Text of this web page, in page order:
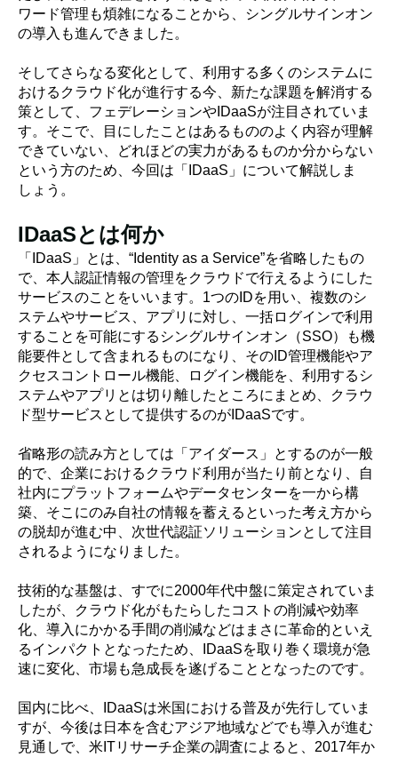
ワード管理も煩雑になることから、シングルサインオン
の導入も進んできました。
そしてさらなる変化として、利用する多くのシステムに
おけるクラウド化が進行する今、新たな課題を解消する
策として、フェデレーションやIDaaSが注目されていま
す。そこで、目にしたことはあるもののよく内容が理解
できていない、どれほどの実力があるものか分からない
という方のため、今回は「IDaaS」について解説しま
しょう。
IDaaSとは何か
「IDaaS」とは、“Identity as a Service”を省略したもの
で、本人認証情報の管理をクラウドで行えるようにした
サービスのことをいいます。1つのIDを用い、複数のシ
ステムやサービス、アプリに対し、一括ログインで利用
することを可能にするシングルサインオン（SSO）も機
能要件として含まれるものになり、そのID管理機能やア
クセスコントロール機能、ログイン機能を、利用するシ
ステムやアプリとは切り離したところにまとめ、クラウ
ド型サービスとして提供するのがIDaaSです。
省略形の読み方としては「アイダース」とするのが一般
的で、企業におけるクラウド利用が当たり前となり、自
社内にプラットフォームやデータセンターを一から構
築、そこにのみ自社の情報を蓄えるといった考え方から
の脱却が進む中、次世代認証ソリューションとして注目
されるようになりました。
技術的な基盤は、すでに2000年代中盤に策定されていま
したが、クラウド化がもたらしたコストの削減や効率
化、導入にかかる手間の削減などはまさに革命的といえ
るインパクトとなったため、IDaaSを取り巻く環境が急
速に変化、市場も急成長を遂げることとなったのです。
国内に比べ、IDaaSは米国における普及が先行していま
すが、今後は日本を含むアジア地域などでも導入が進む
見通しで、米ITリサーチ企業の調査によると、2017年か